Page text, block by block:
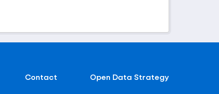
Contact Open Data Strategy